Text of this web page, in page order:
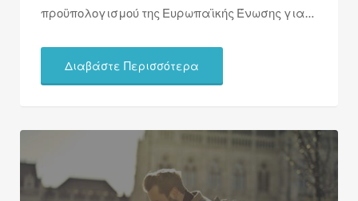
προϋπολογισμού της Ευρωπαϊκής Ένωσης για…
Διαβάστε Περισσότερα